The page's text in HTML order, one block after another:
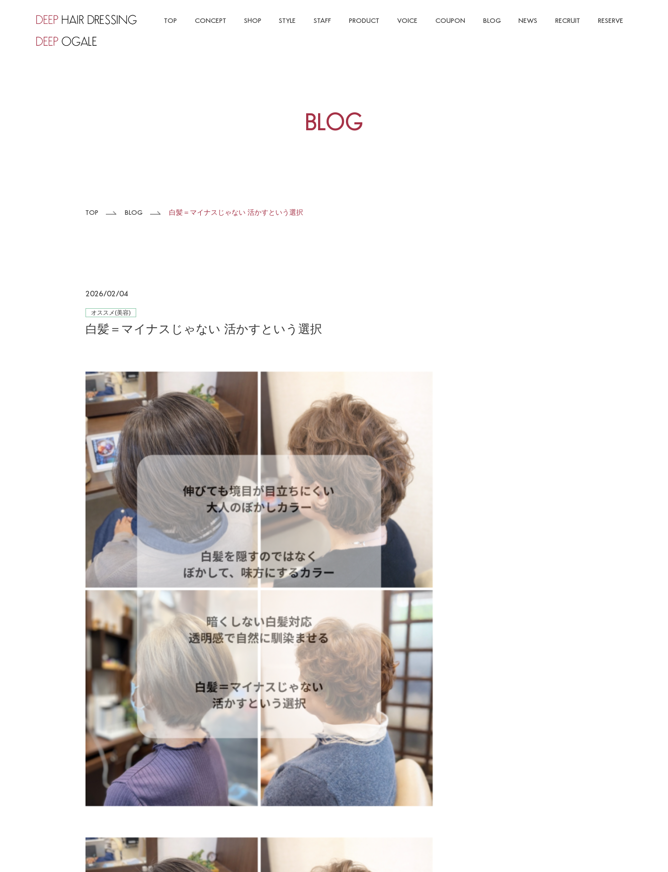
TOP CONCEPT SHOP STYLE STAFF PRODUCT VOICE COUPON BLOG NEWS RECRUIT RESERVE
BLOG
TOP BLOG 白髪＝マイナスじゃない 活かすという選択
2026/02/04
オススメ(美容)
白髪＝マイナスじゃない 活かすという選択